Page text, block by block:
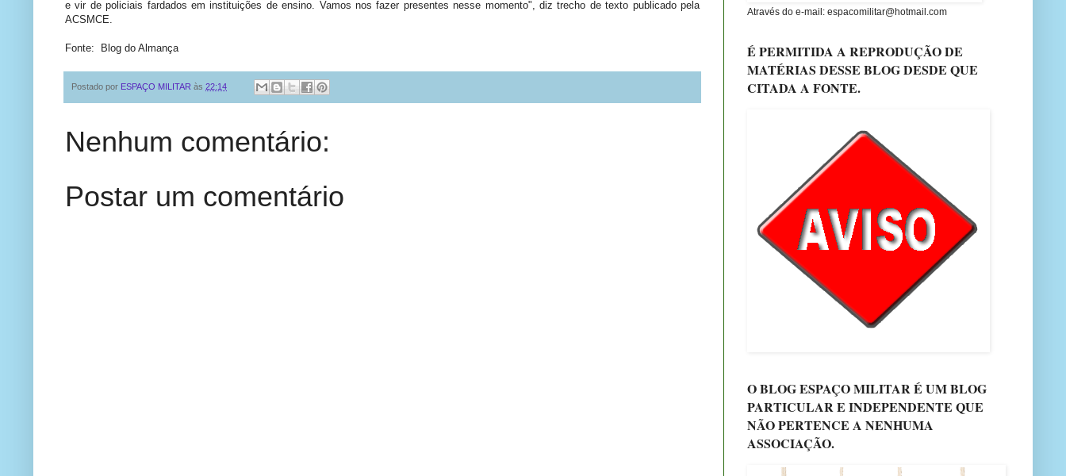
e vir de policiais fardados em instituições de ensino. Vamos nos fazer presentes nesse momento", diz trecho de texto publicado pela
ACSMCE.
Fonte: Blog do Almança
Postado por ESPAÇO MILITAR às 22:14
Nenhum comentário:
Postar um comentário
Através do e-mail: espacomilitar@hotmail.com
É PERMITIDA A REPRODUÇÃO DE
MATÉRIAS DESSE BLOG DESDE QUE
CITADA A FONTE.
O BLOG ESPAÇO MILITAR É UM BLOG
PARTICULAR E INDEPENDENTE QUE
NÃO PERTENCE A NENHUMA
ASSOCIAÇÃO.